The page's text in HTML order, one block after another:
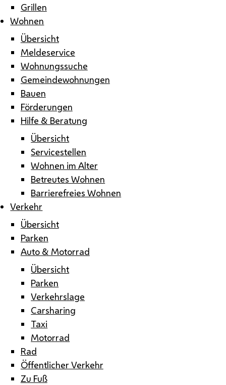
Grillen
Wohnen
Übersicht
Meldeservice
Wohnungssuche
Gemeindewohnungen
Bauen
Förderungen
Hilfe & Beratung
Übersicht
Servicestellen
Wohnen im Alter
Betreutes Wohnen
Barrierefreies Wohnen
Verkehr
Übersicht
Parken
Auto & Motorrad
Übersicht
Parken
Verkehrslage
Carsharing
Taxi
Motorrad
Rad
Öffentlicher Verkehr
Zu Fuß